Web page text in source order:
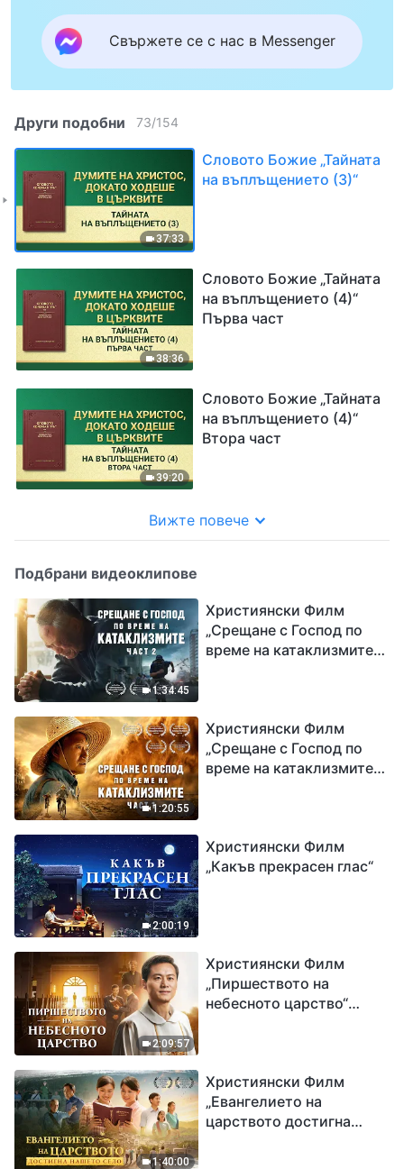
Свържете се с нас в Messenger
Други подобни 73/154
37:33
Словото Божие „Тайната
на въплъщението (3)“
38:36
Словото Божие „Тайната
на въплъщението (4)“
Първа част
39:20
Словото Божие „Тайната
на въплъщението (4)“
Втора част
Вижте повече
Подбрани видеоклипове
1:34:45
Християнски Филм
„Срещане с Господ по
време на катаклизмите“
1:20:55
Християнски Филм
„Срещане с Господ по
време на катаклизмите“
2:00:19
Християнски Филм
„Какъв прекрасен глас“
2:09:57
Християнски Филм
„Пиршеството на
небесното царство“
1:40:00
Християнски Филм
„Евангелието на
царството достигна